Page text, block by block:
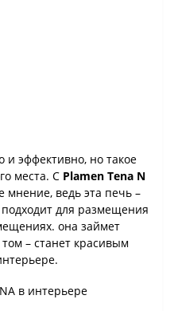
и эффективно, но такое
места. С Plamen Tena N
мнение, ведь эта печь –
для размещения
она займет
– станет красивым